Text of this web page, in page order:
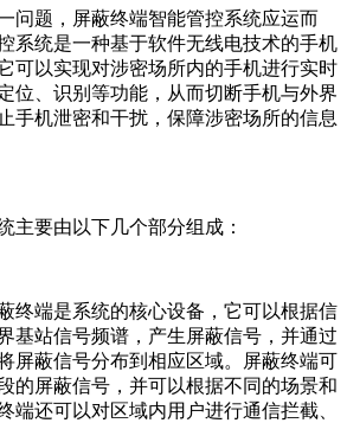
问题，屏蔽终端智能管控系统应运而
系统是一种基于软件无线电技术的手机
可以实现对涉密场所内的手机进行实时
位、识别等功能，从而切断手机与外界
手机泄密和干扰，保障涉密场所的信息
主要由以下几个部分组成：
终端是系统的核心设备，它可以根据信
基站信号频谱，产生屏蔽信号，并通过
屏蔽信号分布到相应区域。屏蔽终端可
的屏蔽信号，并可以根据不同的场景和
端还可以对区域内用户进行通信拦截、